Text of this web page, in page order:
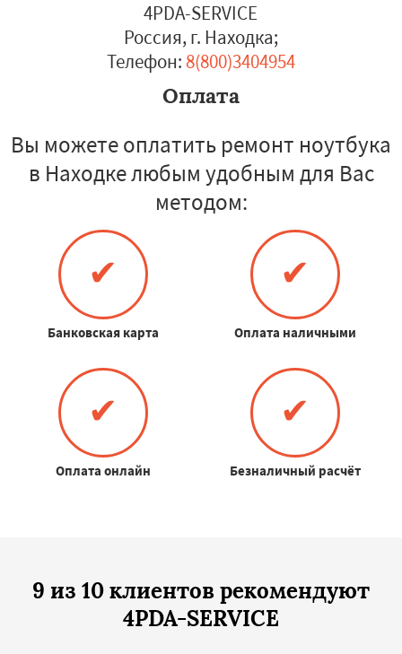
4PDA-SERVICE
Россия, г. Находка;
Телефон: 8(800)3404954
Оплата
Вы можете оплатить ремонт ноутбука
в Находке любым удобным для Вас
методом:
✔
Банковская карта
✔
Оплата наличными
✔
Оплата онлайн
✔
Безналичный расчёт
9 из 10 клиентов рекомендуют
4PDA-SERVICE